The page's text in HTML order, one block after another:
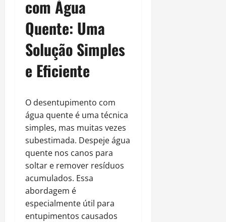
com Água
Quente: Uma
Solução Simples
e Eficiente
O desentupimento com
água quente é uma técnica
simples, mas muitas vezes
subestimada. Despeje água
quente nos canos para
soltar e remover resíduos
acumulados. Essa
abordagem é
especialmente útil para
entupimentos causados